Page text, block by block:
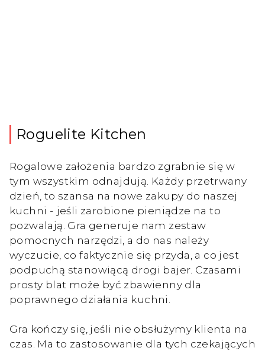
Roguelite Kitchen
Rogalowe założenia bardzo zgrabnie się w
tym wszystkim odnajdują. Każdy przetrwany
dzień, to szansa na nowe zakupy do naszej
kuchni - jeśli zarobione pieniądze na to
pozwalają. Gra generuje nam zestaw
pomocnych narzędzi, a do nas należy
wyczucie, co faktycznie się przyda, a co jest
podpuchą stanowiącą drogi bajer. Czasami
prosty blat może być zbawienny dla
poprawnego działania kuchni.
Gra kończy się, jeśli nie obsłużymy klienta na
czas. Ma to zastosowanie dla tych czekających